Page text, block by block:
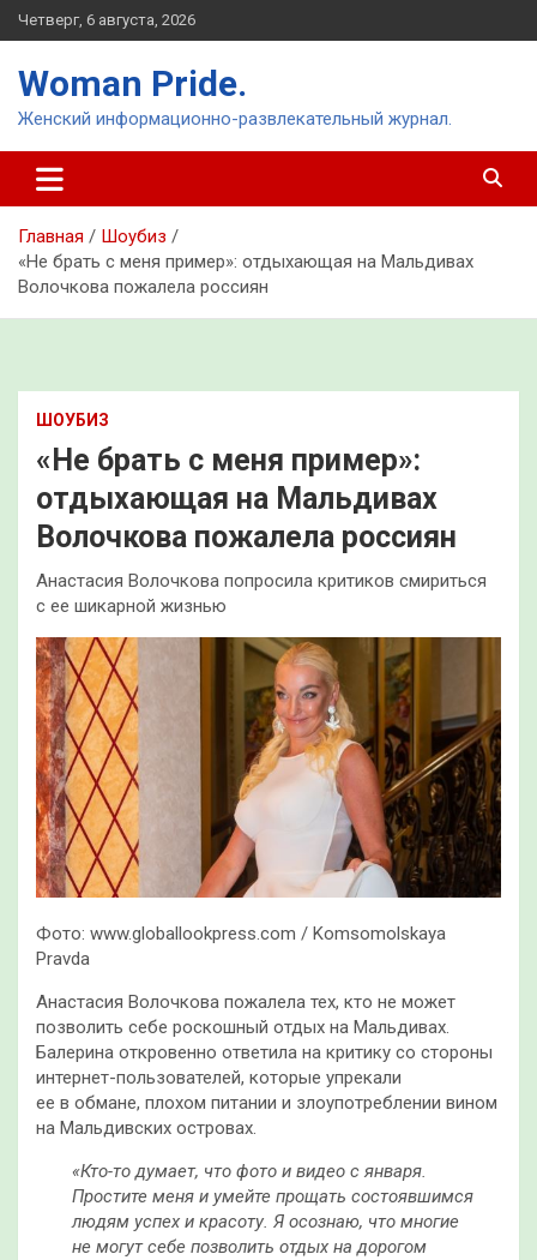
Перейти
к
Четверг, 6 августа, 2026
Woman Pride.
Женский информационно-развлекательный журнал.
Главная
Шоубиз
«Не брать с меня пример»: отдыхающая на Мальдивах
Волочкова пожалела россиян
ШОУБИЗ
«Не брать с меня пример»:
отдыхающая на Мальдивах
Волочкова пожалела россиян
Анастасия Волочкова попросила критиков смириться
с ее шикарной жизнью
Фото: www.globallookpress.com / Komsomolskaya
Pravda
Анастасия Волочкова пожалела тех, кто не может
позволить себе роскошный отдых на Мальдивах.
Балерина откровенно ответила на критику со стороны
интернет-пользователей, которые упрекали
ее в обмане, плохом питании и злоупотреблении вином
на Мальдивских островах.
«Кто-то думает, что фото и видео с января.
Простите меня и умейте прощать состоявшимся
людям успех и красоту. Я осознаю, что многие
не могут себе позволить отдых на дорогом